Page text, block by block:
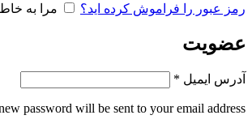
رمز عبور را فراموش کرده اید؟ مرا به
عضویت
آدرس ایمیل *
password will be sent to your email address.